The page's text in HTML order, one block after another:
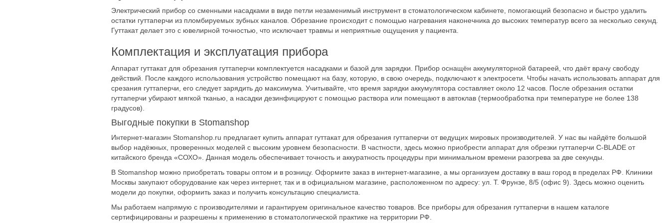
Обтурация разогретой гуттаперчи
Электрический прибор со сменными насадками в виде петли незаменимый инструмент в стоматологическом кабинете, помогающий безопасно и быстро удалить
остатки гуттаперчи из пломбируемых зубных каналов. Обрезание происходит с помощью нагревания наконечника до высоких температур всего за несколько секунд.
Гуттакат делает это с ювелирной точностью, что исключает травмы и неприятные ощущения у пациента.
Комплектация и эксплуатация прибора
Аппарат гуттакат для обрезания гуттаперчи комплектуется насадками и базой для зарядки. Прибор оснащён аккумуляторной батареей, что даёт врачу свободу
действий. После каждого использования устройство помещают на базу, которую, в свою очередь, подключают к электросети. Чтобы начать использовать аппарат для
срезания гуттаперчи, его следует зарядить до максимума. Учитывайте, что время зарядки аккумулятора составляет около 12 часов. После обрезания остатки
гуттаперчи убирают мягкой тканью, а насадки дезинфицируют с помощью раствора или помещают в автоклав (термообработка при температуре не более 138
градусов).
Выгодные покупки в Stomanshop
Интернет-магазин Stomanshop.ru предлагает купить аппарат гуттакат для обрезания гуттаперчи от ведущих мировых производителей. У нас вы найдёте большой
выбор надёжных, проверенных моделей с высоким уровнем безопасности. В частности, здесь можно приобрести аппарат для обрезки гуттаперчи C-BLADE от
китайского бренда «СОХО». Данная модель обеспечивает точность и аккуратность процедуры при минимальном времени разогрева за две секунды.
В Stomanshop можно приобретать товары оптом и в розницу. Оформите заказ в интернет-магазине, а мы организуем доставку в ваш город в пределах РФ. Клиники
Москвы закупают оборудование как через интернет, так и в официальном магазине, расположенном по адресу: ул. Т. Фрунзе, 8/5 (офис 9). Здесь можно оценить
модели до покупки, оформить заказ и получить консультацию специалиста.
Мы работаем напрямую с производителями и гарантируем оригинальное качество товаров. Все приборы для обрезания гуттаперчи в нашем каталоге
сертифицированы и разрешены к применению в стоматологической практике на территории РФ.